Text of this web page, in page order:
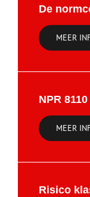
De
MEER
NPR 8110
MEER
Risico